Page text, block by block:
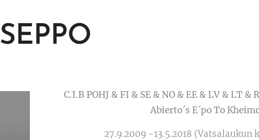
SEPPO
C.I.B POHJ & FI & SE & NO & EE & LV & LT &
Abierto´s E´po To
27.9.2009 -13.5.2018 (Vatsalaukun